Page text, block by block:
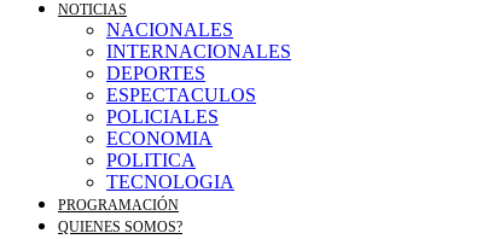
NOTICIAS
NACIONALES
INTERNACIONALES
DEPORTES
ESPECTACULOS
POLICIALES
ECONOMIA
POLITICA
TECNOLOGIA
PROGRAMACIÓN
QUIENES SOMOS?